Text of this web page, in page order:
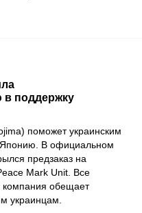
в поддержку
поможет украинским
В официальном
предзаказ на
Mark Unit . Все
компания обещает
украинцам.